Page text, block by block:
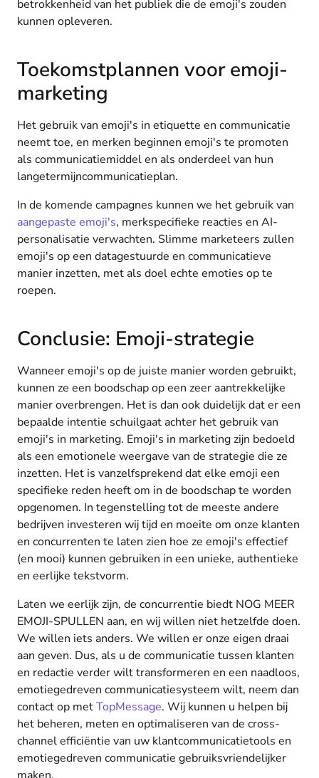
betrokkenheid van het publiek die de emoji's zouden
kunnen opleveren.
Toekomstplannen voor emoji-
marketing
Het gebruik van emoji's in etiquette en communicatie
neemt toe, en merken beginnen emoji's te promoten
als communicatiemiddel en als onderdeel van hun
langetermijncommunicatieplan.
In de komende campagnes kunnen we het gebruik van
aangepaste emoji's, merkspecifieke reacties en AI-
personalisatie verwachten. Slimme marketeers zullen
emoji's op een datagestuurde en communicatieve
manier inzetten, met als doel echte emoties op te
roepen.
Conclusie: Emoji-strategie
Wanneer emoji's op de juiste manier worden gebruikt,
kunnen ze een boodschap op een zeer aantrekkelijke
manier overbrengen. Het is dan ook duidelijk dat er een
bepaalde intentie schuilgaat achter het gebruik van
emoji's in marketing. Emoji's in marketing zijn bedoeld
als een emotionele weergave van de strategie die ze
inzetten. Het is vanzelfsprekend dat elke emoji een
specifieke reden heeft om in de boodschap te worden
opgenomen. In tegenstelling tot de meeste andere
bedrijven investeren wij tijd en moeite om onze klanten
en concurrenten te laten zien hoe ze emoji's effectief
(en mooi) kunnen gebruiken in een unieke, authentieke
en eerlijke tekstvorm.
Laten we eerlijk zijn, de concurrentie biedt NOG MEER
EMOJI-SPULLEN aan, en wij willen niet hetzelfde doen.
We willen iets anders. We willen er onze eigen draai
aan geven. Dus, als u de communicatie tussen klanten
en redactie verder wilt transformeren en een naadloos,
emotiegedreven communicatiesysteem wilt, neem dan
contact op metTopMessage. Wij kunnen u helpen bij
het beheren, meten en optimaliseren van de cross-
channel efficiëntie van uw klantcommunicatietools en
emotiegedreven communicatie gebruiksvriendelijker